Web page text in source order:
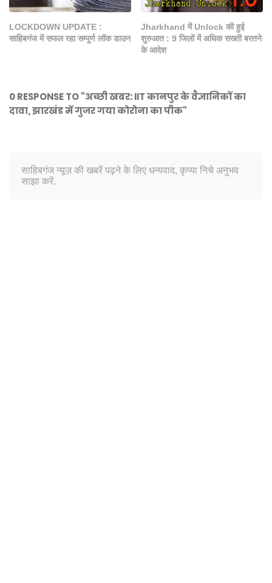
LOCKDOWN UPDATE :
साहिबगंज में सफल रहा सम्पूर्ण लॉक डाउन
Jharkhand में Unlock की हुई
शुरुआत : 9 जिलों में अधिक सख्ती बरतने
के आदेश
0 RESPONSE TO "अच्छी खबर: IIT कानपुर के वैज्ञानिकों का
दावा, झारखंड में गुजर गया कोरोना का पीक"
साहिबगंज न्यूज़ की खबरें पढ़ने के लिए धन्यवाद, कृप्या निचे अनुभव
साझा करें.